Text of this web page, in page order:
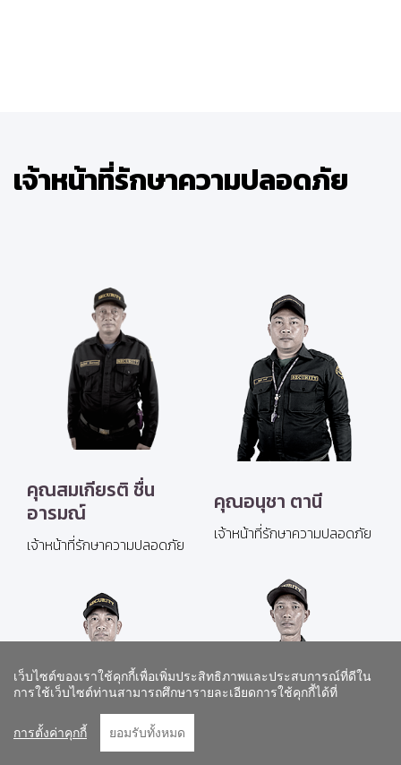
เว็บไซต์ของเราใช้คุกกี้เพื่อเพิ่มประสิทธิภาพและประสบการณ์ที่ดีใน
การใช้เว็บไซต์ท่านสามารถศึกษารายละเอียดการใช้คุกกี้ได้ที่
การตั้งค่าคุกกี้ ยอมรับทั้งหมด
เจ้าหน้าที่รักษาความปลอดภัย
คุณสมเกียรติ ชื่น
อารมณ์
เจ้าหน้าที่รักษาความปลอดภัย
คุณอนุชา ตานี
เจ้าหน้าที่รักษาความปลอดภัย